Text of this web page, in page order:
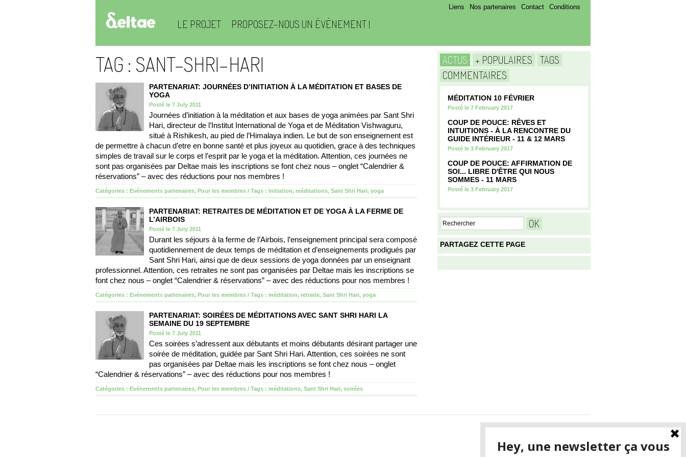
LE PROJET PROPOSEZ-NOUS UN ÉVÉNEMENT !
Liens Nos partenaires Contact Conditions
TAG : SANT-SHRI-HARI
PARTENARIAT: JOURNÉES D’INITIATION À LA MÉDITATION ET BASES DE
YOGA
Posté le 7 July 2011
Journées d’initiation à la méditation et aux bases de yoga animées par Sant Shri
Hari, directeur de l’Institut International de Yoga et de Méditation Vishwaguru,
situé à Rishikesh, au pied de l’Himalaya indien. Le but de son enseignement est
de permettre à chacun d’etre en bonne santé et plus joyeux au quotidien, grace à des techniques
simples de travail sur le corps et l’esprit par le yoga et la méditation. Attention, ces journées ne
sont pas organisées par Deltae mais les inscriptions se font chez nous – onglet “Calendrier &
réservations” – avec des réductions pour nos membres !
Catégories : Evénements partenaires, Pour les membres / Tags : Initiation, méditations, Sant Shri Hari, yoga
PARTENARIAT: RETRAITES DE MÉDITATION ET DE YOGA À LA FERME DE
L’AIRBOIS
Posté le 7 July 2011
Durant les séjours à la ferme de l’Airbois, l’enseignement principal sera composé
quotidiennement de deux temps de méditation et d’enseignements prodigués par
Sant Shri Hari, ainsi que de deux sessions de yoga données par un enseignant
professionnel. Attention, ces retraites ne sont pas organisées par Deltae mais les inscriptions se
font chez nous – onglet “Calendrier & réservations” – avec des réductions pour nos membres !
Catégories : Evénements partenaires, Pour les membres / Tags : méditation, retraite, Sant Shri Hari, yoga
PARTENARIAT: SOIRÉES DE MÉDITATIONS AVEC SANT SHRI HARI LA
SEMAINE DU 19 SEPTEMBRE
Posté le 7 July 2011
Ces soirées s’adressent aux débutants et moins débutants désirant partager une
soirée de méditation, guidée par Sant Shri Hari. Attention, ces soirées ne sont
pas organisées par Deltae mais les inscriptions se font chez nous – onglet
“Calendrier & réservations” – avec des réductions pour nos membres !
Catégories : Evénements partenaires, Pour les membres / Tags : méditations, Sant Shri Hari, soirées
ACTUS + POPULAIRES
TAGS
COMMENTAIRES
MÉDITATION 10 FÉVRIER
Posté le 7 February 2017
COUP DE POUCE: RÊVES ET
INTUITIONS - À LA RENCONTRE DU
GUIDE INTÉRIEUR - 11 & 12 MARS
Posté le 3 February 2017
COUP DE POUCE: AFFIRMATION DE
SOI... LIBRE D'ÊTRE QUI NOUS
SOMMES - 11 MARS
Posté le 3 February 2017
PARTAGEZ CETTE PAGE